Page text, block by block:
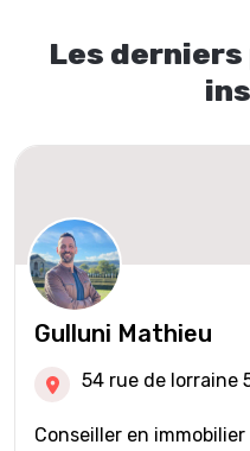
Les
Gulluni Mathieu
54 rue de lorraine
Conseiller en